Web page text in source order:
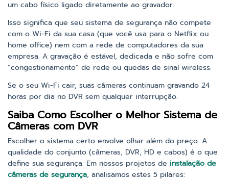
um cabo físico ligado diretamente ao gravador.
Isso significa que seu sistema de segurança não compete
com o Wi-Fi da sua casa (que você usa para o Netflix ou
home office) nem com a rede de computadores da sua
empresa. A gravação é estável, dedicada e não sofre com
“congestionamento” de rede ou quedas de sinal wireless.
Se o seu Wi-Fi cair, suas câmeras continuam gravando 24
horas por dia no DVR sem qualquer interrupção.
Saiba Como Escolher o Melhor Sistema de
Câmeras com DVR
Escolher o sistema certo envolve olhar além do preço. A
qualidade do conjunto (câmeras, DVR, HD e cabos) é o que
define sua segurança. Em nossos projetos de instalação de
câmeras de segurança, analisamos estes 5 pilares: